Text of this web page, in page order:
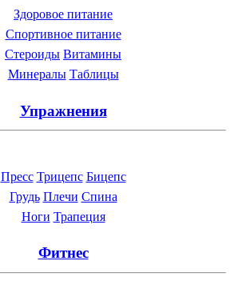
Здоровое питание
Спортивное питание
Стероиды Витамины
Минералы Таблицы
Упражнения
Пресс Трицепс Бицепс
Грудь Плечи Спина
Ноги Трапеция
Фитнес